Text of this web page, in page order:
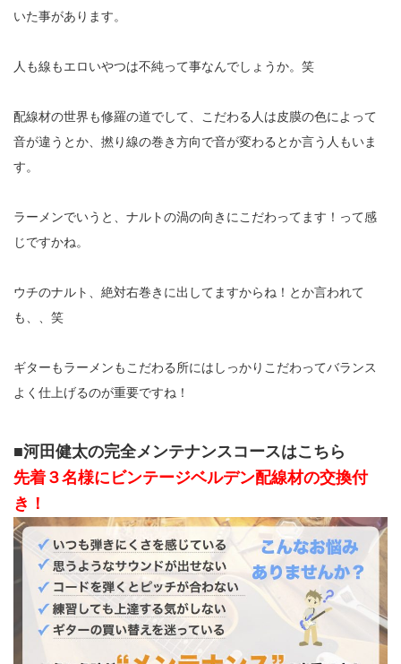
いた事があります。
人も線もエロいやつは不純って事なんでしょうか。笑
配線材の世界も修羅の道でして、こだわる人は皮膜の色によって
音が違うとか、撚り線の巻き方向で音が変わるとか言う人もいま
す。
ラーメンでいうと、ナルトの渦の向きにこだわってます！って感
じですかね。
ウチのナルト、絶対右巻きに出してますからね！とか言われて
も、、笑
ギターもラーメンもこだわる所にはしっかりこだわってバランス
よく仕上げるのが重要ですね！
■河田健太の完全メンテナンスコースはこちら
先着３名様にビンテージベルデン配線材の交換付
き！